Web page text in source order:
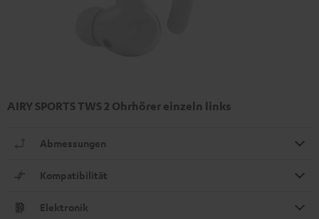
AIRY SPORTS TWS 2 Ohrhörer einzeln links
Abmessungen
Kompatibilität
Elektronik